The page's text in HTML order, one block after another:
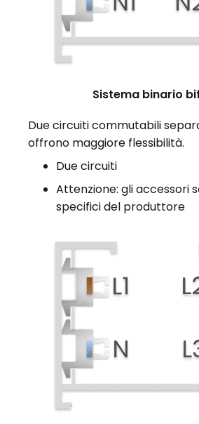
Sistema binario
Due circuiti commutabili
offrono maggiore flessibilità.
Due circuiti
Attenzione: gli accessori
specifici del produttore